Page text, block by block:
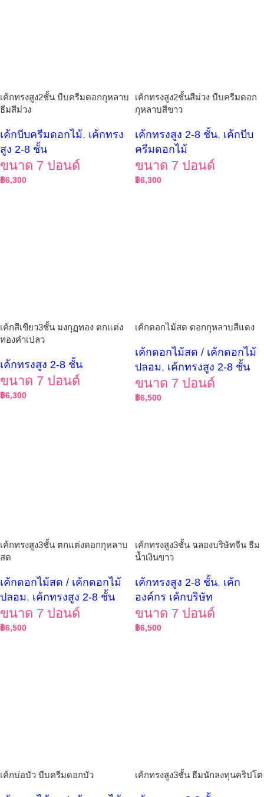
เค้กทรงสูง2ชั้น บีบครีมดอกกุหลาบ
ธีมสีม่วง
เค้กบีบครีมดอกไม้, เค้กทรง
สูง 2-8 ชั้น
ขนาด 7 ปอนด์
฿6,300
เค้กทรงสูง2ชั้นสีม่วง บีบครีมดอก
กุหลาบสีขาว
เค้กทรงสูง 2-8 ชั้น, เค้กบีบ
ครีมดอกไม้
ขนาด 7 ปอนด์
฿6,300
เค้กสีเขียว3ชั้น มงกุฏทอง ตกแต่ง
ทองคำเปลว
เค้กทรงสูง 2-8 ชั้น
ขนาด 7 ปอนด์
฿6,300
เค้กดอกไม้สด ดอกกุหลาบสีแดง
เค้กดอกไม้สด / เค้กดอกไม้
ปลอม, เค้กทรงสูง 2-8 ชั้น
ขนาด 7 ปอนด์
฿6,500
เค้กทรงสูง3ชั้น ตกแต่งดอกกุหลาบ
สด
เค้กดอกไม้สด / เค้กดอกไม้
ปลอม, เค้กทรงสูง 2-8 ชั้น
ขนาด 7 ปอนด์
฿6,500
เค้กทรงสูง3ชั้น ฉลองบริษัทจีน ธีม
น้ำเงินขาว
เค้กทรงสูง 2-8 ชั้น, เค้ก
องค์กร เค้กบริษัท
ขนาด 7 ปอนด์
฿6,500
เค้กบ่อบัว บีบครีมดอกบัว เค้กทรงสูง3ชั้น ธีมนักลงทุนคริปโต